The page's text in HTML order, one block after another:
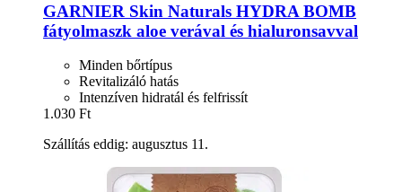
GARNIER Skin Naturals HYDRA BOMB
fátyolmaszk aloe verával és hialuronsavval
Minden bőrtípus
Revitalizáló hatás
Intenzíven hidratál és felfrissít
1.030 Ft
Szállítás eddig: augusztus 11.